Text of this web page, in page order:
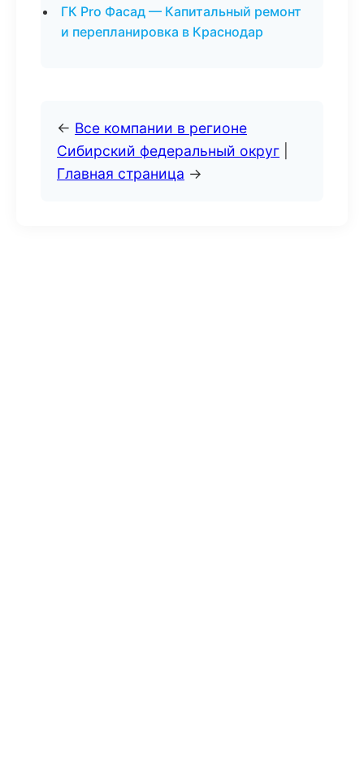
ГК Pro Фасад — Капитальный ремонт
и перепланировка в Краснодар
← Все компании в регионе
Сибирский федеральный округ
Главная страница →